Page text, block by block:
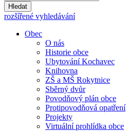
Hledat
rozšířené vyhledávání
Obec
O nás
Historie obce
Ubytování Kochavec
Knihovna
ZŠ a MŠ Rokytnice
Sběrný dvůr
Povodňový plán obce
Protipovodňová opatření
Projekty
Virtuální prohlídka obce